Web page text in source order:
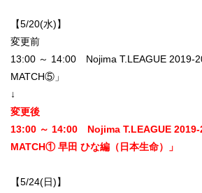
【5/20(水)】
変更前
13:00 ～ 14:00 Nojima T.LEAGUE 2019-
MATCH⑤」
↓
変更後
13:00 ～ 14:00 Nojima T.LEAGUE 2019-
MATCH① 早田 ひな編（日本生命）」
【5/24(日)】